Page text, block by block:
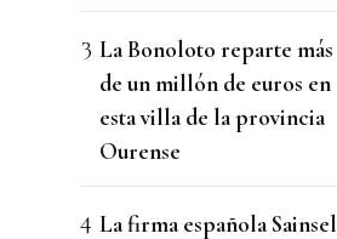
La Bonoloto reparte más
de un millón de euros en
esta villa de la provincia
Ourense
La firma española Sainsel